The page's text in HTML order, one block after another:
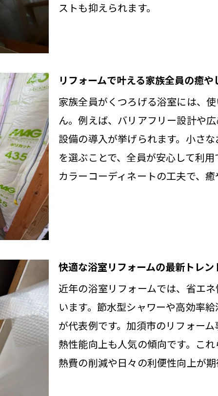
清掃しやすい浴室リフォームの最新技術
リフォームで快適性と予算を両立するコツ
ォーム選びで失敗しない加須市の基礎知識
リフォーム会社選びで重視すべき基準とポイント
加須市で信頼できるリフォーム会社の特徴
リフォーム費用と見積もり比較のポイント
口コミや評判を活用したリフォーム選びのコツ
アフターサービスが充実したリフォーム会社探
リフォーム相談時の注意点と準備事項
の清潔と安全を守るリフォーム術
リフォームで浴室の清潔さを長持ちさせる工夫
安全性を高める浴室リフォームの必須ポイント
リフォームで防カビ・防滑対策を強化する方法
子育て世帯におすすめの浴室リフォーム術
高齢者にも安心なリフォーム設計のポイント
清掃性と安全性を両立するリフォーム材料選び
ォーム費用とサポート体制の最新動向を解説
ストも抑えられます。
リフォームで叶える家族全員の癒や
家族全員がくつろげる浴室には、
ん。例えば、バリアフリー設計や
設備の導入が挙げられます。小さ
を選ぶことで、全員が安心して利
カラーコーディネートの工夫で、
快適な浴室リフォームの最新トレン
近年の浴室リフォームでは、省エ
います。節水型シャワーや高効率
が代表例です。加須市のリフォー
熱性能向上も人気の傾向です。こ
熱費の削減や日々の利便性向上が期